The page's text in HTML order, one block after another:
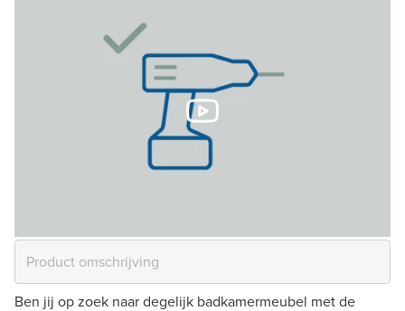
Ben jij op zoek naar degelijk badkamermeubel met de